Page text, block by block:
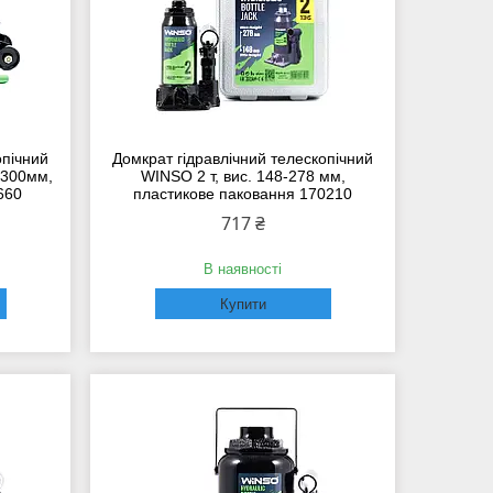
300мм,
Домкрат гідравлічний телескопічний
WINSO 2 т, вис. 148-278 мм,
пластикове паковання 170210
717 ₴
В наявності
Купити